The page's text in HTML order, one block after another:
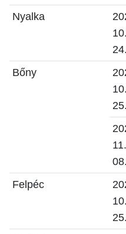
Nyalka
10.
24.
Bőny
10.
25.
11.
08.
Felpéc
10.
25.